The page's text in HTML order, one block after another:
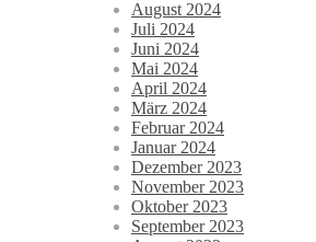
August 2024
Juli 2024
Juni 2024
Mai 2024
April 2024
März 2024
Februar 2024
Januar 2024
Dezember 2023
November 2023
Oktober 2023
September 2023